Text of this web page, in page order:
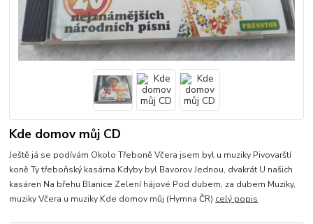
Kde domov můj CD
Ještě já se podívám Okolo Třeboně Včera jsem byl u muziky Pivovarští
koně Ty třeboňský kasárna Kdyby byl Bavorov Jednou, dvakrát U našich
kasáren Na břehu Blanice Zelení hájové Pod dubem, za dubem Muziky,
muziky Včera u muziky Kde domov můj (Hymna ČR) celý popis